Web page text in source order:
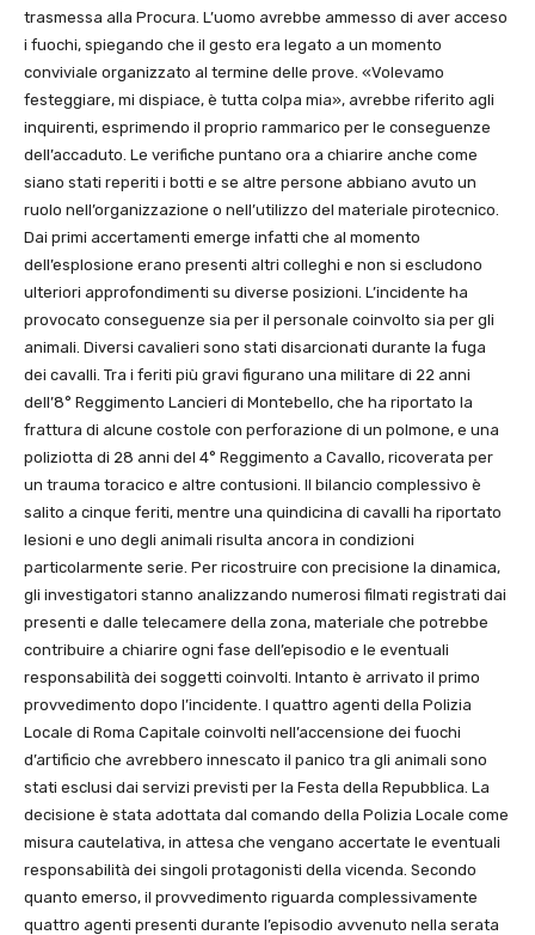
trasmessa alla Procura. L’uomo avrebbe ammesso di aver acceso
i fuochi, spiegando che il gesto era legato a un momento
conviviale organizzato al termine delle prove. «Volevamo
festeggiare, mi dispiace, è tutta colpa mia», avrebbe riferito agli
inquirenti, esprimendo il proprio rammarico per le conseguenze
dell’accaduto. Le verifiche puntano ora a chiarire anche come
siano stati reperiti i botti e se altre persone abbiano avuto un
ruolo nell’organizzazione o nell’utilizzo del materiale pirotecnico.
Dai primi accertamenti emerge infatti che al momento
dell’esplosione erano presenti altri colleghi e non si escludono
ulteriori approfondimenti su diverse posizioni. L’incidente ha
provocato conseguenze sia per il personale coinvolto sia per gli
animali. Diversi cavalieri sono stati disarcionati durante la fuga
dei cavalli. Tra i feriti più gravi figurano una militare di 22 anni
dell’8° Reggimento Lancieri di Montebello, che ha riportato la
frattura di alcune costole con perforazione di un polmone, e una
poliziotta di 28 anni del 4° Reggimento a Cavallo, ricoverata per
un trauma toracico e altre contusioni. Il bilancio complessivo è
salito a cinque feriti, mentre una quindicina di cavalli ha riportato
lesioni e uno degli animali risulta ancora in condizioni
particolarmente serie. Per ricostruire con precisione la dinamica,
gli investigatori stanno analizzando numerosi filmati registrati dai
presenti e dalle telecamere della zona, materiale che potrebbe
contribuire a chiarire ogni fase dell’episodio e le eventuali
responsabilità dei soggetti coinvolti. Intanto è arrivato il primo
provvedimento dopo l’incidente. I quattro agenti della Polizia
Locale di Roma Capitale coinvolti nell’accensione dei fuochi
d’artificio che avrebbero innescato il panico tra gli animali sono
stati esclusi dai servizi previsti per la Festa della Repubblica. La
decisione è stata adottata dal comando della Polizia Locale come
misura cautelativa, in attesa che vengano accertate le eventuali
responsabilità dei singoli protagonisti della vicenda. Secondo
quanto emerso, il provvedimento riguarda complessivamente
quattro agenti presenti durante l’episodio avvenuto nella serata